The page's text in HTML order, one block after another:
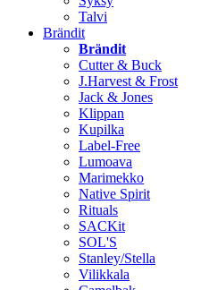
Talvi
Brändit
Brändit
Cutter & Buck
J.Harvest & Frost
Jack & Jones
Klippan
Kupilka
Label-Free
Lumoava
Marimekko
Native Spirit
Rituals
SACKit
SOL'S
Stanley/Stella
Vilikkala